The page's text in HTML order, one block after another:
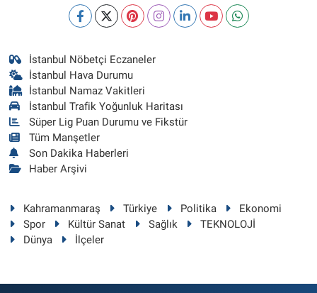
İstanbul Nöbetçi Eczaneler
İstanbul Hava Durumu
İstanbul Namaz Vakitleri
İstanbul Trafik Yoğunluk Haritası
Süper Lig Puan Durumu ve Fikstür
Tüm Manşetler
Son Dakika Haberleri
Haber Arşivi
Kahramanmaraş Türkiye Politika
Ekonomi
Spor
Kültür Sanat Sağlık
TEKNOLOJİ
Dünya
İlçeler